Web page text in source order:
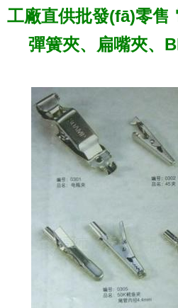
工廠直供批發(fā)零售
彈簧夾、扁嘴夾、